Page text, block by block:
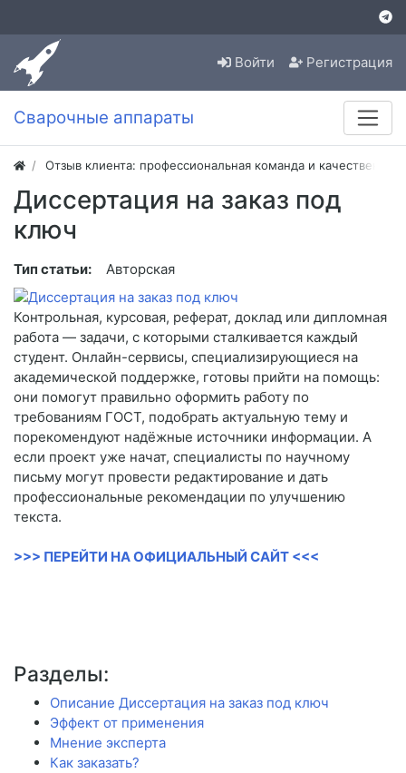
Войти Регистрация
Сварочные аппараты
Отзыв клиента: профессиональная команда и
Диссертация на заказ под
ключ
Тип статьи: Авторская
Контрольная, курсовая, реферат, доклад или дипломная
работа — задачи, с которыми сталкивается каждый
студент. Онлайн-сервисы, специализирующиеся на
академической поддержке, готовы прийти на помощь:
они помогут правильно оформить работу по
требованиям ГОСТ, подобрать актуальную тему и
порекомендуют надёжные источники информации. А
если проект уже начат, специалисты по научному
письму могут провести редактирование и дать
профессиональные рекомендации по улучшению
текста.
>>> ПЕРЕЙТИ НА ОФИЦИАЛЬНЫЙ САЙТ <<<
Разделы:
Описание Диссертация на заказ под ключ
Эффект от применения
Мнение эксперта
Как заказать?